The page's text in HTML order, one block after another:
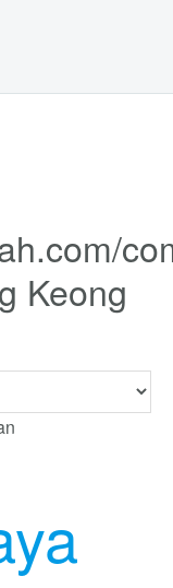
Keong